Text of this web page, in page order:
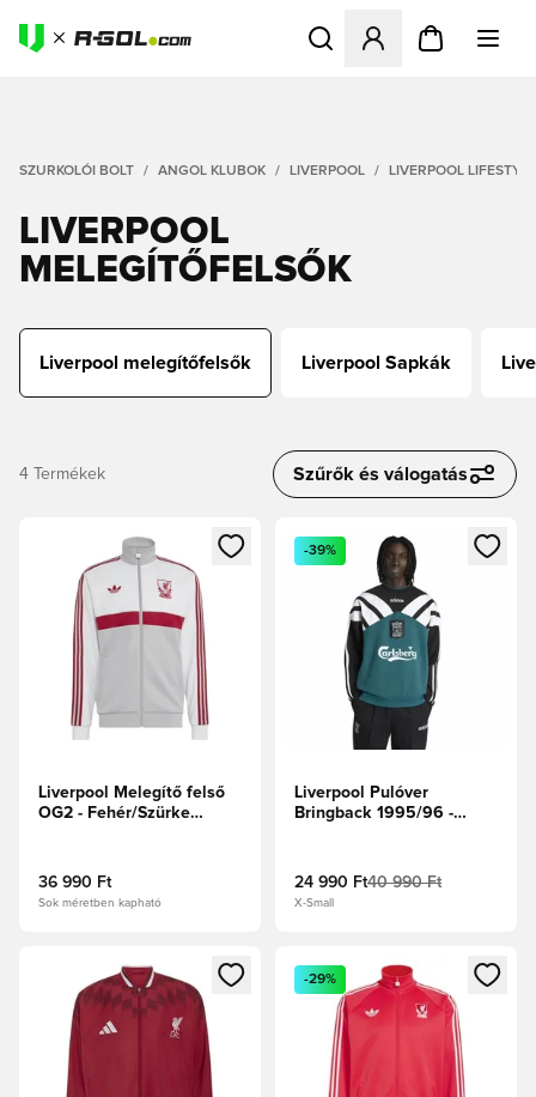
Megnyit egy modált a
SZURKOLÓI BOLT ANGOL KLUBOK LIVERPOOL LIVERPOOL LIFESTYLE
LIVERPOOL
MELEGÍTŐFELSŐK
Liverpool melegítőfelsők Liverpool Sapkák
4 Termékek Szűrők és válogatás
Megnyit egy modált a bejelentkezéshez vagy a tagként
Liverpool Melegítő felső
OG2 - Fehér/Szürke
36 990 Ft
Sok méretben kapható
Megnyit egy modált a
-39%
Liverpool Pulóver
Bringback 1995/96 -
24 990 Ft40 990 Ft
X-Small
Megnyit egy modált a bejelentkezéshez vagy a tagként
Megnyit egy modált a
-29%